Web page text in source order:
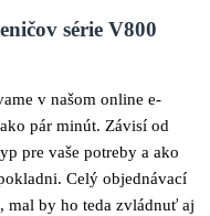
série V800
v našom online e-
pár minút. Závisí od
pre vaše potreby a ako
Celý objednávací
by ho teda zvládnuť aj